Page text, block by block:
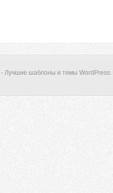
- Лучшие шаблоны и темы